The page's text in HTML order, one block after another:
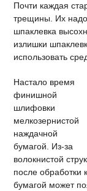
Почти каждая
трещины. Их надо
шпаклевка
излишки
использовать
Настало время
финишной
шлифовки
мелкозернистой
наждачной
бумагой. Из-за
волокнистой
после обработки
бумагой может